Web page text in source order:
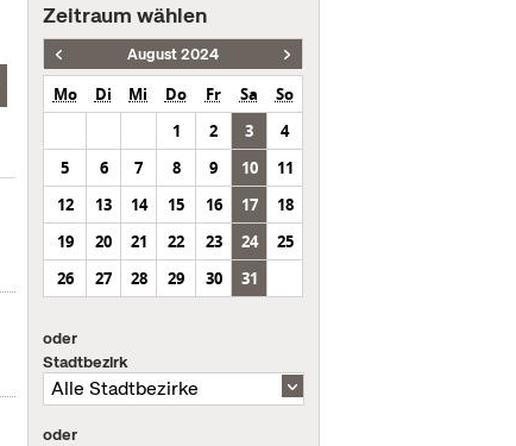
Zeitraum wählen
August 2024
Mo Di Mi Do Fr Sa
So
1
2 3
4
5
6 7 8 9 10
11
12
13 14 15 16 17
18
19
20 21 22 23 24
25
26
27 28 29 30 31
oder
Stadtbezirk
oder